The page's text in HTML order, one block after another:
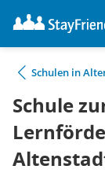
Schulen in
Schule